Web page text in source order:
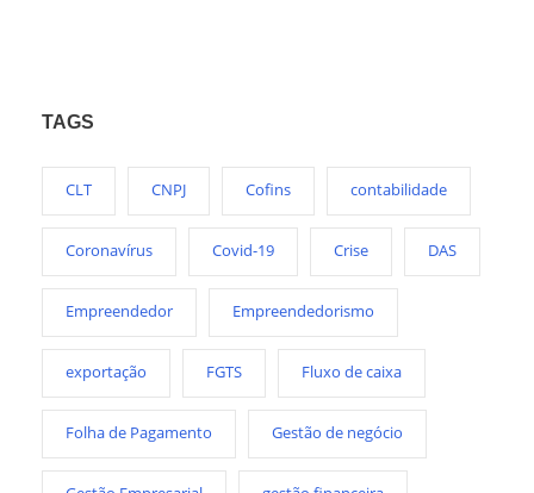
TAGS
CLT CNPJ Cofins contabilidade
Coronavírus Covid-19 Crise DAS
Empreendedor Empreendedorismo
exportação FGTS Fluxo de caixa
Folha de Pagamento Gestão de negócio